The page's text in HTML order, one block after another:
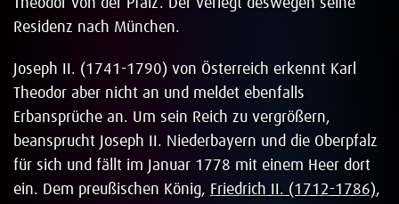
Theodor von der Pfalz. Der verlegt deswegen seine
Residenz nach München.
Joseph II. (1741-1790) von Österreich erkennt Karl
Theodor aber nicht an und meldet ebenfalls
Erbansprüche an. Um sein Reich zu vergrößern,
beansprucht Joseph II. Niederbayern und die Oberpfalz
für sich und fällt im Januar 1778 mit einem Heer dort
ein. Dem preußischen König, Friedrich II. (1712-1786),